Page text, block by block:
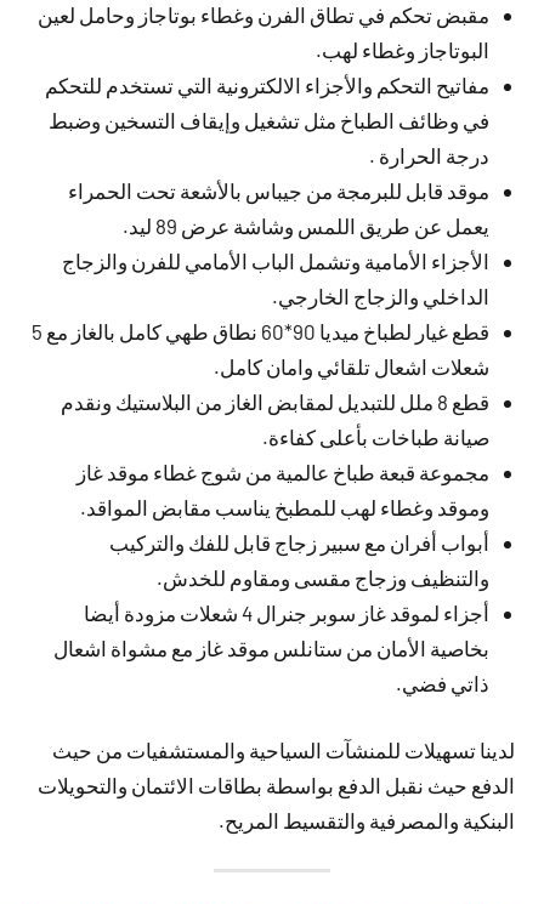
مقبض تحكم في تطاق الفرن وغطاء بوتاجاز وحامل لعين
البوتاجاز وغطاء لهب.
مفاتيح التحكم والأجزاء الالكترونية التي تستخدم للتحكم
في وظائف الطباخ مثل تشغيل وإيقاف التسخين وضبط
درجة الحرارة .
موقد قابل للبرمجة من جيباس بالأشعة تحت الحمراء
يعمل عن طريق اللمس وشاشة عرض 89 ليد.
الأجزاء الأمامية وتشمل الباب الأمامي للفرن والزجاج
الداخلي والزجاج الخارجي.
قطع غيار لطباخ ميديا 90*60 نطاق طهي كامل بالغاز مع 5
شعلات اشعال تلقائي وامان كامل.
قطع 8 ملل للتبديل لمقابض الغاز من البلاستيك ونقدم
صيانة طباخات بأعلى كفاءة.
مجموعة قبعة طباخ عالمية من شوج غطاء موقد غاز
وموقد وغطاء لهب للمطبخ يناسب مقابض المواقد.
أبواب أفران مع سبير زجاج قابل للفك والتركيب
والتنظيف وزجاج مقسى ومقاوم للخدش.
أجزاء لموقد غاز سوبر جنرال 4 شعلات مزودة أيضا
بخاصية الأمان من ستانلس موقد غاز مع مشواة اشعال
ذاتي فضي.
لدينا تسهيلات للمنشآت السياحية والمستشفيات من حيث
الدفع حيث نقبل الدفع بواسطة بطاقات الائتمان والتحويلات
البنكية والمصرفية والتقسيط المريح.